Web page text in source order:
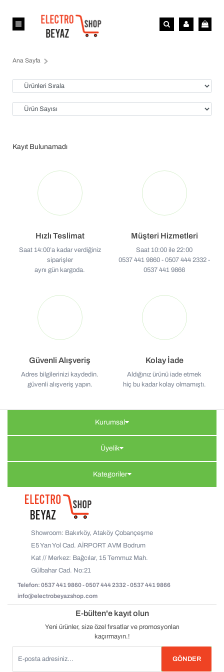
Ana Sayfa
Kayıt Bulunamadı
Hızlı Teslimat
Saat 14:00’a kadar verdiğiniz
siparişler
aynı gün kargoda.
Müşteri Hizmetleri
Saat 10:00 ile 22:00
0537 441 9860 - 0507 444 2332 -
0537 441 9866
Güvenli Alışveriş
Adres bilgilerinizi kaydedin.
güvenli alışveriş yapın.
Kolay İade
Aldığınız ürünü iade etmek
hiç bu kadar kolay olmamıştı.
Kurumsal
Üyelik
Kategoriler
Showroom: Bakırköy, Ataköy Çobançeşme
E5 Yan Yol Cad. AİRPORT AVM Bodrum
Kat // Merkez: Bağcılar, 15 Temmuz Mah.
Gülbahar Cad. No:21
Telefon: 0537 441 9860 - 0507 444 2332 - 0537 441 9866
info@electrobeyazshop.com
E-bülten'e kayıt olun
Yeni ürünler, size özel fırsatlar ve promosyonları
kaçırmayın.!